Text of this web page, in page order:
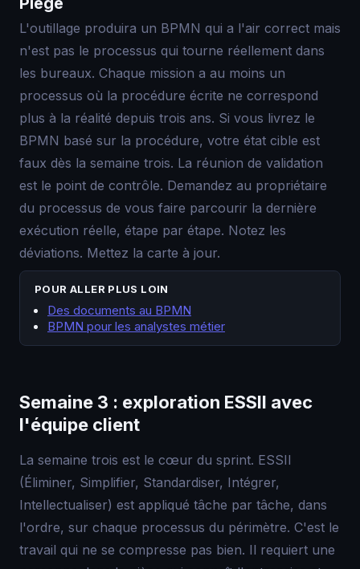
L'outillage produira un BPMN qui a l'air correct mais
n'est pas le processus qui tourne réellement dans
les bureaux. Chaque mission a au moins un
processus où la procédure écrite ne correspond
plus à la réalité depuis trois ans. Si vous livrez le
BPMN basé sur la procédure, votre état cible est
faux dès la semaine trois. La réunion de validation
est le point de contrôle. Demandez au propriétaire
du processus de vous faire parcourir la dernière
exécution réelle, étape par étape. Notez les
déviations. Mettez la carte à jour.
POUR ALLER PLUS LOIN
Des documents au BPMN
BPMN pour les analystes métier
Semaine 3 : exploration ESSII avec
l'équipe client
La semaine trois est le cœur du sprint. ESSII
(Éliminer, Simplifier, Standardiser, Intégrer,
Intellectualiser) est appliqué tâche par tâche, dans
l'ordre, sur chaque processus du périmètre. C'est le
travail qui ne se compresse pas bien. Il requiert une